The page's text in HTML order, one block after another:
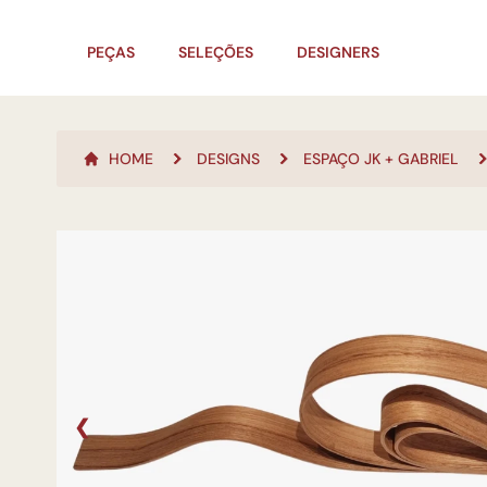
PEÇAS SELEÇÕES DESIGNERS
HOME DESIGNS ESPAÇO JK + GABRIEL
❮